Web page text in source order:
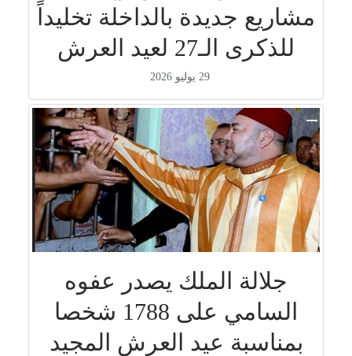
مشاريع جديدة بالداخلة تخليداً
للذكرى الـ27 لعيد العرش
29 يوليو 2026
جلالة الملك يصدر عفوه
السامي على 1788 شخصا
بمناسبة عيد العرش المجيد